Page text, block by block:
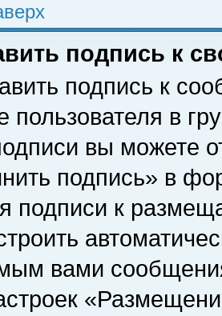
подпись к
подпись к
пользователя в
вы можете
подпись» в
подписи к
вами